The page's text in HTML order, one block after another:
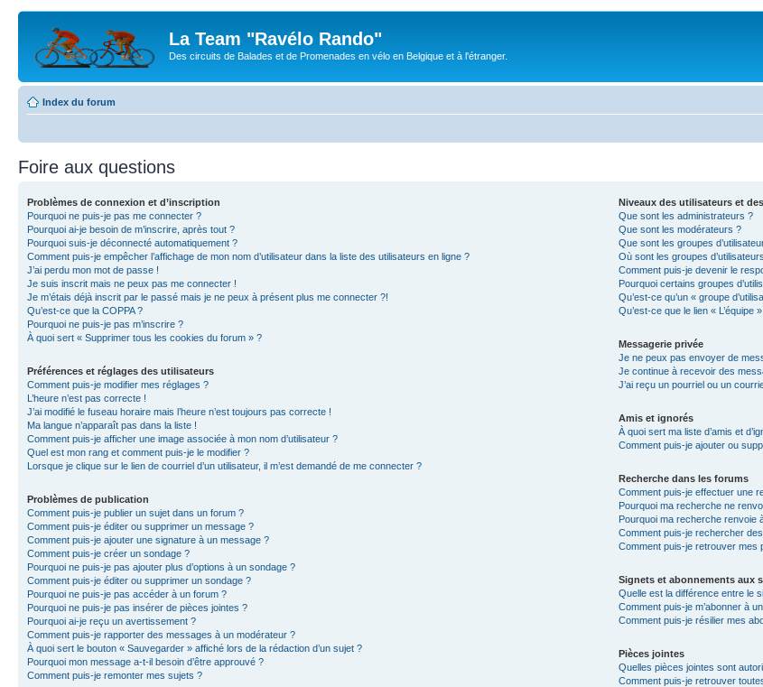
La Team "Ravélo Rando"
Des circuits de Balades et de Promenades en vélo en Belgique et à l'étranger.
Index du forum
Foire aux questions
Problèmes de connexion et d’inscription
Pourquoi ne puis-je pas me connecter ?
Pourquoi ai-je besoin de m’inscrire, après tout ?
Pourquoi suis-je déconnecté automatiquement ?
Comment puis-je empêcher l’affichage de mon nom d’utilisateur dans la liste des utilisateurs en ligne ?
J’ai perdu mon mot de passe !
Je suis inscrit mais ne peux pas me connecter !
Je m’étais déjà inscrit par le passé mais je ne peux à présent plus me connecter ?!
Qu’est-ce que la COPPA ?
Pourquoi ne puis-je pas m’inscrire ?
À quoi sert « Supprimer tous les cookies du forum » ?
Préférences et réglages des utilisateurs
Comment puis-je modifier mes réglages ?
L’heure n’est pas correcte !
J’ai modifié le fuseau horaire mais l’heure n’est toujours pas correcte !
Ma langue n’apparaît pas dans la liste !
Comment puis-je afficher une image associée à mon nom d’utilisateur ?
Quel est mon rang et comment puis-je le modifier ?
Lorsque je clique sur le lien de courriel d’un utilisateur, il m’est demandé de me connecter ?
Problèmes de publication
Comment puis-je publier un sujet dans un forum ?
Comment puis-je éditer ou supprimer un message ?
Comment puis-je ajouter une signature à un message ?
Comment puis-je créer un sondage ?
Pourquoi ne puis-je pas ajouter plus d’options à un sondage ?
Comment puis-je éditer ou supprimer un sondage ?
Pourquoi ne puis-je pas accéder à un forum ?
Pourquoi ne puis-je pas insérer de pièces jointes ?
Pourquoi ai-je reçu un avertissement ?
Comment puis-je rapporter des messages à un modérateur ?
À quoi sert le bouton « Sauvegarder » affiché lors de la rédaction d’un sujet ?
Pourquoi mon message a-t-il besoin d’être approuvé ?
Comment puis-je remonter mes sujets ?
Niveaux des utilisateurs et
Que sont les administrateurs ?
Que sont les modérateurs ?
Que sont les groupes
Où sont les groupes
Comment puis-je devenir le
Pourquoi certains groupes
Qu’est-ce qu’un « groupe
Qu’est-ce que le lien « L’équipe
Messagerie privée
Je ne peux pas envoyer de
Je continue à recevoir des
J’ai reçu un pourriel ou un
Amis et ignorés
À quoi sert ma liste d’amis et
Comment puis-je ajouter ou
Recherche dans les forums
Comment puis-je effectuer une
Pourquoi ma recherche ne
Pourquoi ma recherche renvoie
Comment puis-je rechercher
Comment puis-je retrouver mes
Signets et abonnements aux
Quelle est la différence entre le
Comment puis-je m’abonner à
Comment puis-je résilier mes
Pièces jointes
Quelles pièces jointes sont
Comment puis-je retrouver